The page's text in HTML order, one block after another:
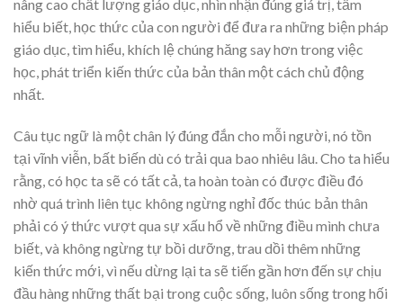
nâng cao chất lượng giáo dục, nhìn nhận đúng giá trị, tầm
hiểu biết, học thức của con người để đưa ra những biện pháp
giáo dục, tìm hiểu, khích lệ chúng hăng say hơn trong việc
học, phát triển kiến thức của bản thân một cách chủ động
nhất.
Câu tục ngữ là một chân lý đúng đắn cho mỗi người, nó tồn
tại vĩnh viễn, bất biến dù có trải qua bao nhiêu lâu. Cho ta hiểu
rằng, có học ta sẽ có tất cả, ta hoàn toàn có được điều đó
nhờ quá trình liên tục không ngừng nghỉ đốc thúc bản thân
phải có ý thức vượt qua sự xấu hổ về những điều mình chưa
biết, và không ngừng tự bồi dưỡng, trau dồi thêm những
kiến thức mới, vì nếu dừng lại ta sẽ tiến gần hơn đến sự chịu
đầu hàng những thất bại trong cuộc sống, luôn sống trong hối